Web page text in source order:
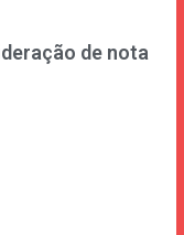
de nota